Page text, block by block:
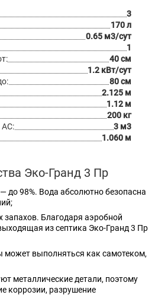
3
170 л
0.65 м3/сут
1
40 см
1.2 кВт/сут
80 см
2.125 м
1.12 м
200 кг
АС:
3 м3
1.060 м
Эко-Гранд 3 Пр
до 98%. Вода абсолютно безопасна
запахов. Благодаря аэробной
из септика Эко-Гранд 3 Пр
выполняться как самотеком,
металлические детали, поэтому
коррозии, разрушение